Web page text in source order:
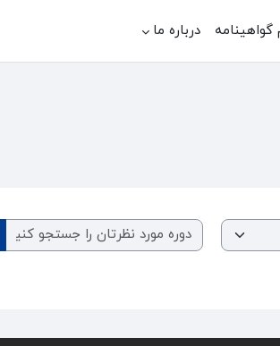
گواهینامه درباره ما